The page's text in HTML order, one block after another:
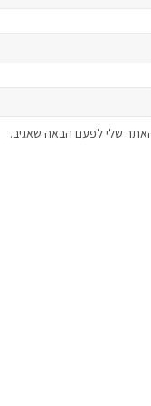
שלי לפעם הבאה שאגיב.